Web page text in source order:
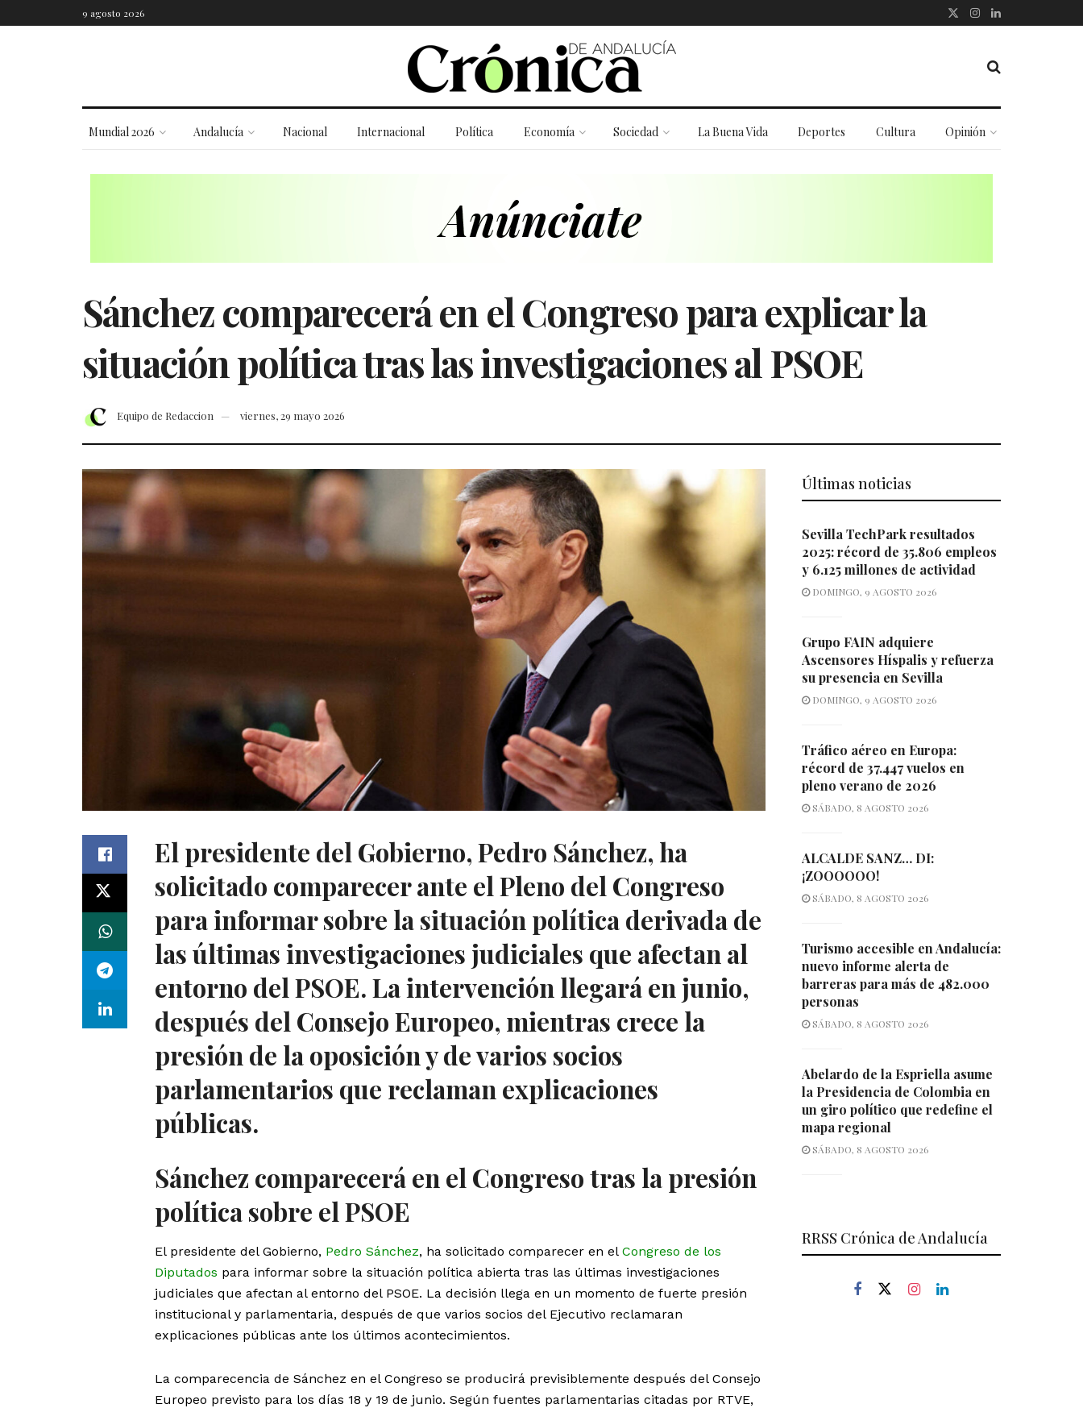
9 agosto 2026
Mundial 2026 Andalucía Nacional Internacional Política Economía Sociedad La Buena Vida Deportes Cultura Opinión
Sánchez comparecerá en el Congreso para explicar la
situación política tras las investigaciones al PSOE
Equipo de Redaccion viernes, 29 mayo 2026
El presidente del Gobierno, Pedro Sánchez, ha
solicitado comparecer ante el Pleno del Congreso
para informar sobre la situación política derivada de
las últimas investigaciones judiciales que afectan al
entorno del PSOE. La intervención llegará en junio,
después del Consejo Europeo, mientras crece la
presión de la oposición y de varios socios
parlamentarios que reclaman explicaciones
públicas.
Sánchez comparecerá en el Congreso tras la presión
política sobre el PSOE
El presidente del Gobierno, Pedro Sánchez, ha solicitado comparecer en el Congreso de los
Diputados para informar sobre la situación política abierta tras las últimas investigaciones
judiciales que afectan al entorno del PSOE. La decisión llega en un momento de fuerte presión
institucional y parlamentaria, después de que varios socios del Ejecutivo reclamaran
explicaciones públicas ante los últimos acontecimientos.
La comparecencia de Sánchez en el Congreso se producirá previsiblemente después del Consejo
Europeo previsto para los días 18 y 19 de junio. Según fuentes parlamentarias citadas por RTVE,
Últimas noticias
Sevilla TechPark resultados
2025: récord de 35.806 empleos
y 6.125 millones de actividad
DOMINGO, 9 AGOSTO 2026
Grupo FAIN adquiere
Ascensores Híspalis y refuerza
su presencia en Sevilla
DOMINGO, 9 AGOSTO 2026
Tráfico aéreo en Europa:
récord de 37.447 vuelos en
pleno verano de 2026
SÁBADO, 8 AGOSTO 2026
ALCALDE SANZ… DI:
¡ZOOOOOO!
SÁBADO, 8 AGOSTO 2026
Turismo accesible en Andalucía:
nuevo informe alerta de
barreras para más de 482.000
personas
SÁBADO, 8 AGOSTO 2026
Abelardo de la Espriella asume
la Presidencia de Colombia en
un giro político que redefine el
mapa regional
SÁBADO, 8 AGOSTO 2026
RRSS Crónica de Andalucía